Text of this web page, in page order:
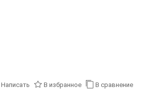
Написать В избранное В сравнение